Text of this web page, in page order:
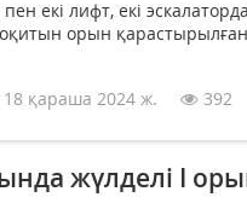
екі лифт, екі
орын
18 қараша 2024 ж. 392
жүлделі І